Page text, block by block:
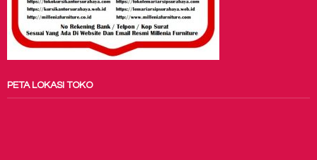
PETA LOKASI TOKO